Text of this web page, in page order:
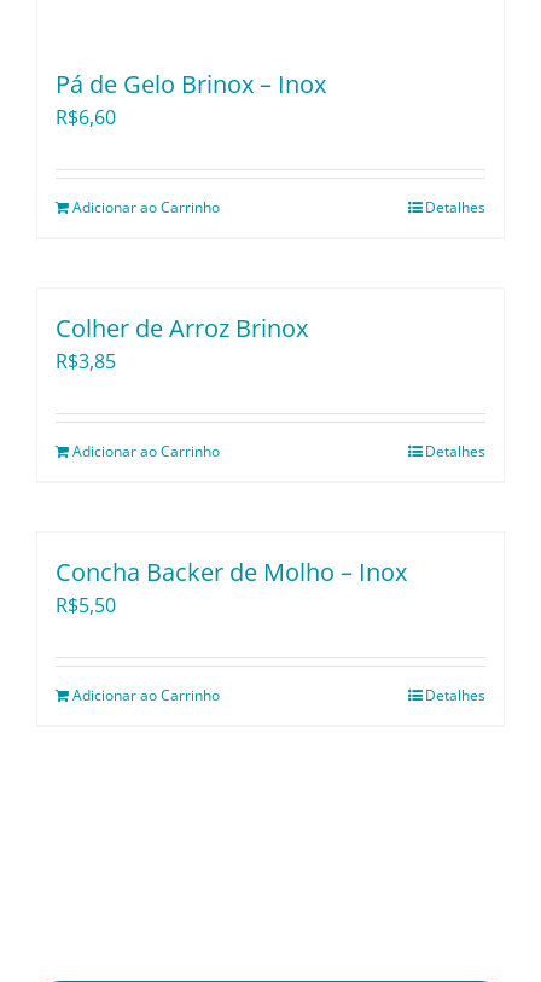
Pá de Gelo Brinox – Inox
R$6,60
Adicionar ao Carrinho Detalhes
Colher de Arroz Brinox
R$3,85
Adicionar ao Carrinho Detalhes
Concha Backer de Molho – Inox
R$5,50
Adicionar ao Carrinho Detalhes